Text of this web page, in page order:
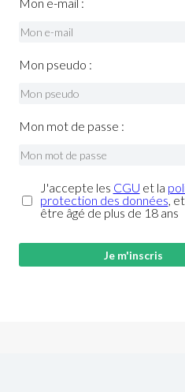
Mon e-mail :
Mon pseudo :
Mon mot de passe :
J'accepte les CGU et la
protection des données,
être âgé de plus de 18 ans